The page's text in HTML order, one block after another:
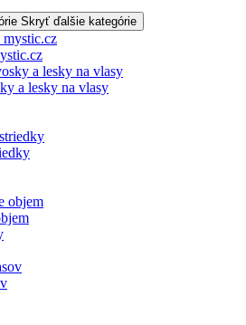
Skryť ďalšie kategórie
a lesky na vlasy